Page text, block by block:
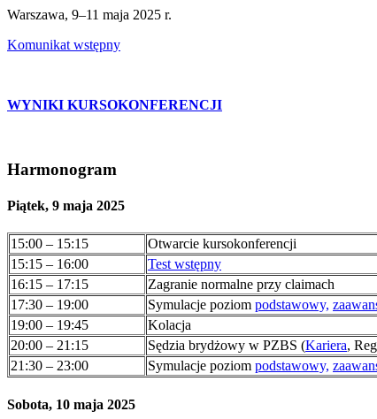
Warszawa, 9–11 maja 2025 r.
Komunikat wstępny
WYNIKI KURSOKONFERENCJI
Harmonogram
Piątek, 9 maja 2025
15:00 – 15:15
Otwarcie kursokonferencji
15:15 – 16:00
Test wstępny
16:15 – 17:15
Zagranie normalne przy claimach
17:30 – 19:00
Symulacje poziom podstawowy,
19:00 – 19:45
Kolacja
20:00 – 21:15
Sędzia brydżowy w PZBS (Kariera,
21:30 – 23:00
Symulacje poziom podstawowy,
Sobota, 10 maja 2025